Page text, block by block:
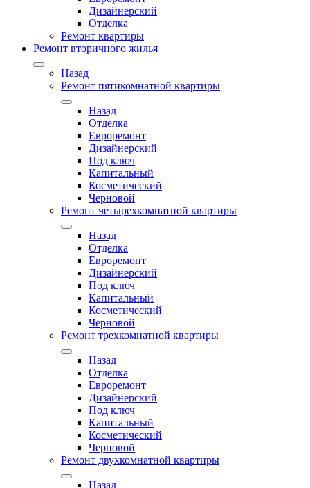
Дизайнерский
Отделка
Ремонт квартиры
Ремонт вторичного жилья
Назад
Ремонт пятикомнатной квартиры
Назад
Отделка
Евроремонт
Дизайнерский
Под ключ
Капитальный
Косметический
Черновой
Ремонт четырехкомнатной квартиры
Назад
Отделка
Евроремонт
Дизайнерский
Под ключ
Капитальный
Косметический
Черновой
Ремонт трехкомнатной квартиры
Назад
Отделка
Евроремонт
Дизайнерский
Под ключ
Капитальный
Косметический
Черновой
Ремонт двухкомнатной квартиры
Назад